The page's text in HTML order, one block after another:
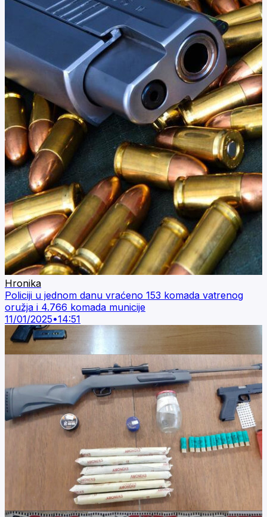
Hronika
Policiji u jednom danu vraćeno 153 komada vatrenog
oružja i 4.766 komada municije
11/01/2025•14:51